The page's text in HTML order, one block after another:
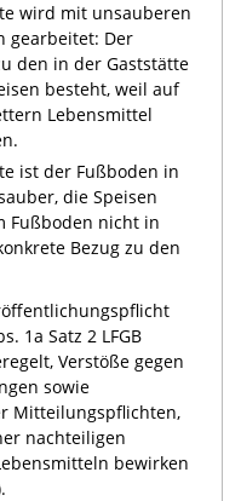
wird mit unsauberen
gearbeitet: Der
den in der Gaststätte
besteht, weil auf
Lebensmittel
ist der Fußboden in
die Speisen
Fußboden nicht in
Bezug zu den
1a Satz 2 LFGB
Verstöße gegen
sowie
Mitteilungspflichten,
nachteiligen
bewirken